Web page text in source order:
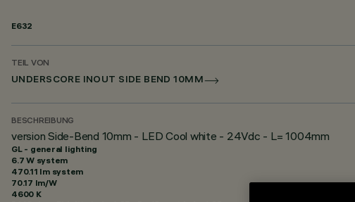
E632
TEIL VON
UNDERSCORE INOUT SIDE BEND 10MM
BESCHREIBUNG
version Side-Bend 10mm - LED Cool white - 24Vdc - L= 1004mm
GL - general lighting
6.7 W system
470.11 lm system
70.17 lm/W
4600 K